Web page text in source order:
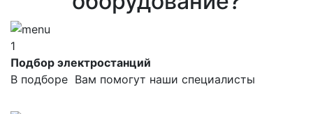
1
Подбор электростанций
В подборе Вам помогут наши специалисты